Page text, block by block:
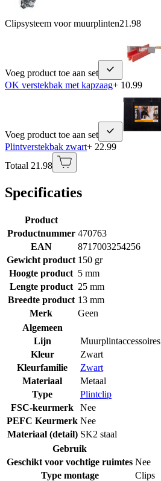
Clipsysteem voor muurplinten21.98
Voeg product toe aan set
OK verstekbak met kapzaag+ 10.99
Voeg product toe aan set
Plintverstekbak zwart+ 22.99
Totaal 21.98
Specificaties
Product
Productnummer 470763
EAN
8717003254256
Gewicht product 150 gr
Hoogte product 5 mm
Lengte product 25 mm
Breedte product 13 mm
Merk
Geen
Algemeen
Lijn
Muurplintaccessoires
Kleur
Zwart
Kleurfamilie
Zwart
Materiaal
Metaal
Type
Plintclip
FSC-keurmerk
Nee
PEFC Keurmerk Nee
Materiaal (detail) SK2 staal
Gebruik
Geschikt voor vochtige ruimtes Nee
Type montage
Clips